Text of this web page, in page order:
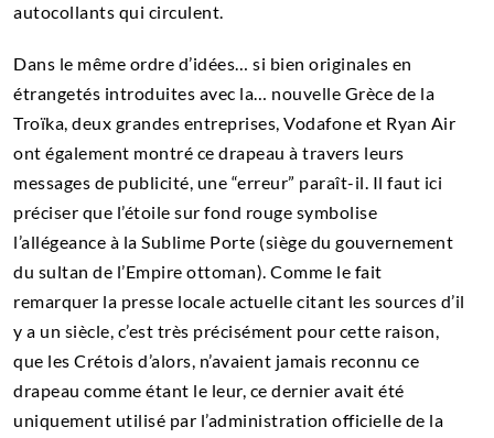
autocollants qui circulent.
Dans le même ordre d’idées… si bien originales en
étrangetés introduites avec la… nouvelle Grèce de la
Troïka, deux grandes entreprises, Vodafone et Ryan Air
ont également montré ce drapeau à travers leurs
messages de publicité, une “erreur” paraît-il. Il faut ici
préciser que l’étoile sur fond rouge symbolise
l’allégeance à la Sublime Porte (siège du gouvernement
du sultan de l’Empire ottoman). Comme le fait
remarquer la presse locale actuelle citant les sources d’il
y a un siècle, c’est très précisément pour cette raison,
que les Crétois d’alors, n’avaient jamais reconnu ce
drapeau comme étant le leur, ce dernier avait été
uniquement utilisé par l’administration officielle de la